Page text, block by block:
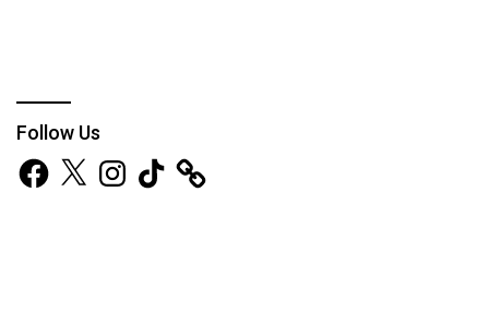
Follow Us
Facebook
X Instagram
TikTok